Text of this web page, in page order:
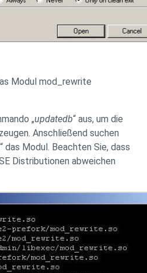
Modul mod_rewrite
„updatedb“ aus, um die
Anschließend suchen
“ das Modul. Beachten Sie, dass
Distributionen abweichen